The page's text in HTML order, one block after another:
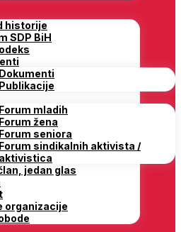
historije
SDP BiH
Dokumenti
Publikacije
Forum mladih
Forum žena
Forum seniora
Forum sindikalnih aktivista /
aktivistica
jedan glas
organizacije